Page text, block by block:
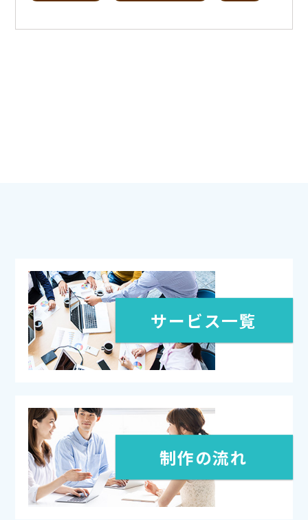
サービス一覧
制作の流れ